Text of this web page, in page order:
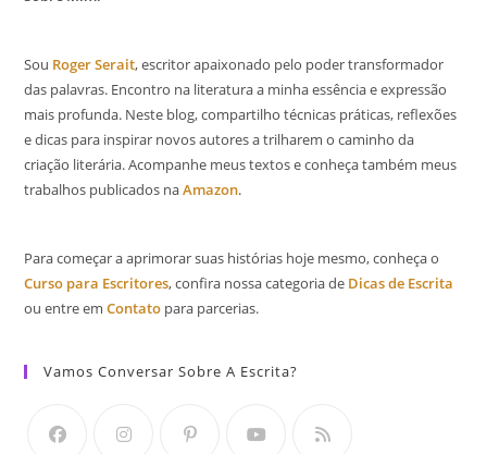
Sou Roger Serait, escritor apaixonado pelo poder transformador
das palavras. Encontro na literatura a minha essência e expressão
mais profunda. Neste blog, compartilho técnicas práticas, reflexões
e dicas para inspirar novos autores a trilharem o caminho da
criação literária. Acompanhe meus textos e conheça também meus
trabalhos publicados naAmazon.
Para começar a aprimorar suas histórias hoje mesmo, conheça o
Curso para Escritores, confira nossa categoria de Dicas de Escrita
ou entre emContato para parcerias.
Vamos Conversar Sobre A Escrita?